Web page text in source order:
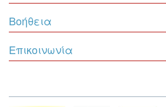
Βοήθεια
Επικοινωνία